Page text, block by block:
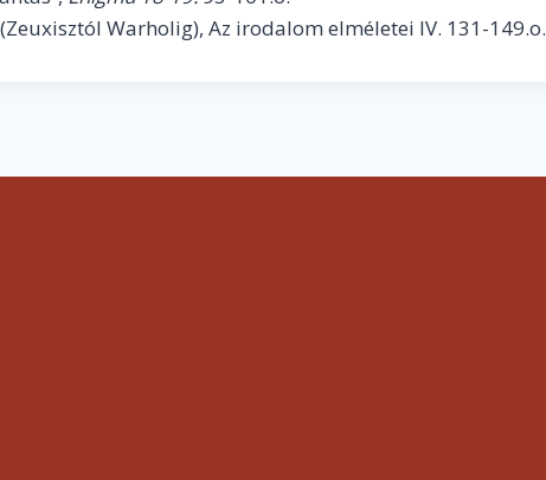
Warholig), Az irodalom elméletei IV. 131-149.o.